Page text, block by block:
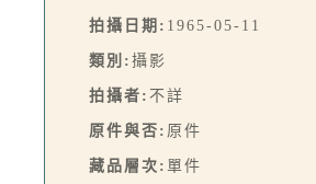
拍攝日期: 1965-05-11
類別: 攝影
拍攝者: 不詳
原件與否: 原件
藏品層次: 單件